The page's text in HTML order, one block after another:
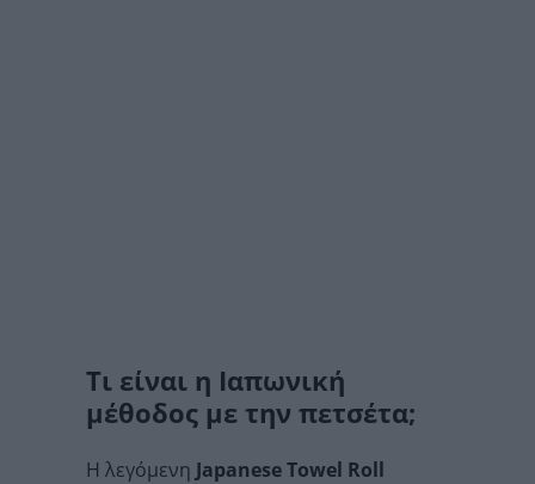
Τι είναι η Ιαπωνική
μέθοδος με την πετσέτα;
Η λεγόμενη JapaneseTowel Roll